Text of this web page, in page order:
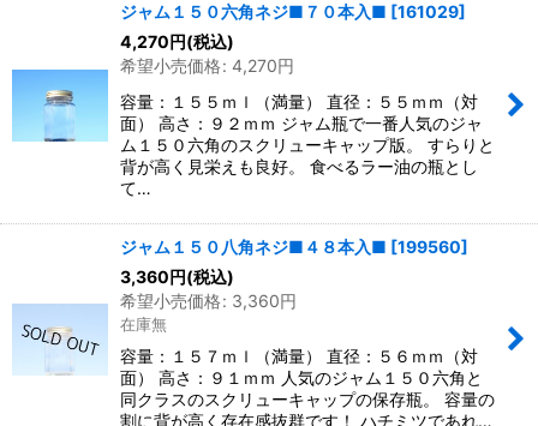
ジャム１５０六角ネジ■７０本入■ [161029]
4,270円(税込)
希望小売価格: 4,270円
容量：１５５ｍｌ（満量） 直径：５５ｍｍ（対
面） 高さ：９２ｍｍ ジャム瓶で一番人気のジャ
ム１５０六角のスクリューキャップ版。 すらりと
背が高く見栄えも良好。 食べるラー油の瓶とし
て…
ジャム１５０八角ネジ■４８本入■ [199560]
3,360円(税込)
希望小売価格: 3,360円
在庫無
容量：１５７ｍｌ（満量） 直径：５６ｍｍ（対
面） 高さ：９１ｍｍ 人気のジャム１５０六角と
同クラスのスクリューキャップの保存瓶。 容量の
割に背が高く存在感抜群です！ ハチミツであれ…